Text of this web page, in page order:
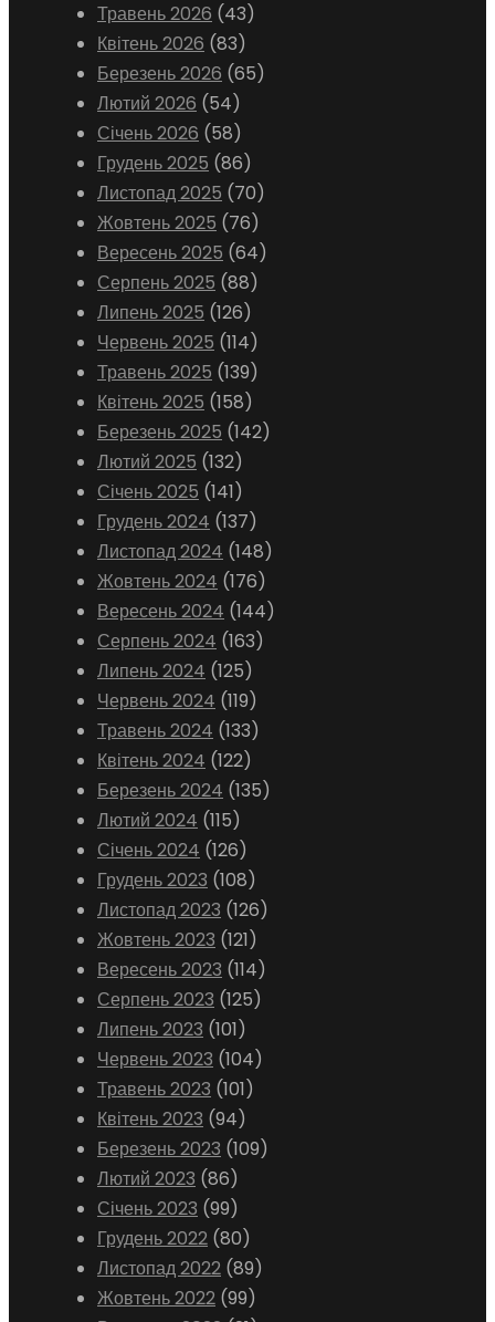
Травень 2026 (43)
Квітень 2026 (83)
Березень 2026 (65)
Лютий 2026 (54)
Січень 2026 (58)
Грудень 2025 (86)
Листопад 2025 (70)
Жовтень 2025 (76)
Вересень 2025 (64)
Серпень 2025 (88)
Липень 2025 (126)
Червень 2025 (114)
Травень 2025 (139)
Квітень 2025 (158)
Березень 2025 (142)
Лютий 2025 (132)
Січень 2025 (141)
Грудень 2024 (137)
Листопад 2024 (148)
Жовтень 2024 (176)
Вересень 2024 (144)
Серпень 2024 (163)
Липень 2024 (125)
Червень 2024 (119)
Травень 2024 (133)
Квітень 2024 (122)
Березень 2024 (135)
Лютий 2024 (115)
Січень 2024 (126)
Грудень 2023 (108)
Листопад 2023 (126)
Жовтень 2023 (121)
Вересень 2023 (114)
Серпень 2023 (125)
Липень 2023 (101)
Червень 2023 (104)
Травень 2023 (101)
Квітень 2023 (94)
Березень 2023 (109)
Лютий 2023 (86)
Січень 2023 (99)
Грудень 2022 (80)
Листопад 2022 (89)
Жовтень 2022 (99)